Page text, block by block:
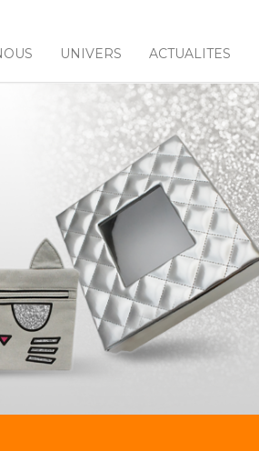
UNIVERS ACTUALITES